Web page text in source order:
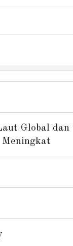
Global dan
Meningkat